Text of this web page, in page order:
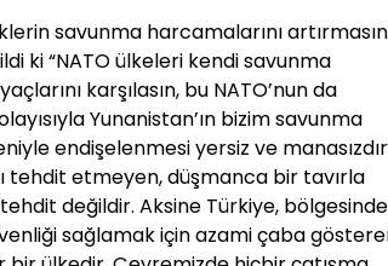
savunma harcamalarını
ki “NATO ülkeleri kendi savunma
karşılasın, bu NATO’nun da
Yunanistan’ın bizim savunma
endişelenmesi yersiz ve
tehdit etmeyen, düşmanca bir tavırla
değildir. Aksine Türkiye, bölgesinde
sağlamak için azami çaba